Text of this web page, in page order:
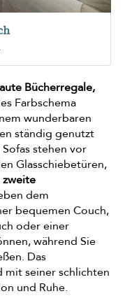
Bücherregale,
Farbschema
wunderbaren
ständig genutzt
stehen vor
Glasschiebetüren,
zweite
dem
bequemen Couch,
oder einer
während Sie
Das
mit seiner schlichten
und Ruhe.